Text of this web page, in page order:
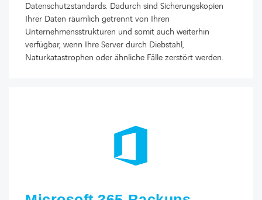
Datenschutzstandards. Dadurch sind Sicherungskopien
Ihrer Daten räumlich getrennt von Ihren
Unternehmensstrukturen und somit auch weiterhin
verfügbar, wenn Ihre Server durch Diebstahl,
Naturkatastrophen oder ähnliche Fälle zerstört werden.